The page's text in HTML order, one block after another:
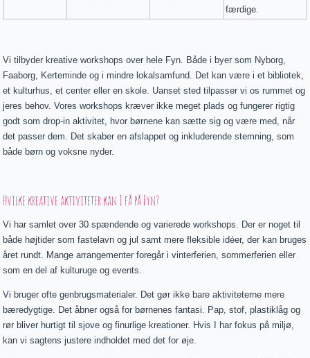
færdige.
Vi tilbyder kreative workshops over hele Fyn. Både i byer som Nyborg,
Faaborg, Kerteminde og i mindre lokalsamfund. Det kan være i et bibliotek,
et kulturhus, et center eller en skole. Uanset sted tilpasser vi os rummet og
jeres behov. Vores workshops kræver ikke meget plads og fungerer rigtig
godt som drop-in aktivitet, hvor børnene kan sætte sig og være med, når
det passer dem. Det skaber en afslappet og inkluderende stemning, som
både børn og voksne nyder.
Hvilke kreative aktiviteter kan I få på Fyn?
Vi har samlet over 30 spændende og varierede workshops. Der er noget til
både højtider som fastelavn og jul samt mere fleksible idéer, der kan bruges
året rundt. Mange arrangementer foregår i vinterferien, sommerferien eller
som en del af kulturuge og events.
Vi bruger ofte genbrugsmaterialer. Det gør ikke bare aktiviteterne mere
bæredygtige. Det åbner også for børnenes fantasi. Pap, stof, plastiklåg og
rør bliver hurtigt til sjove og finurlige kreationer. Hvis I har fokus på miljø,
kan vi sagtens justere indholdet med det for øje.